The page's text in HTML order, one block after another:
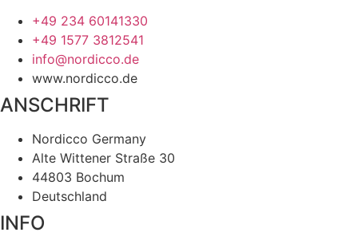
+49 234 60141330
+49 1577 3812541
info@nordicco.de
www.nordicco.de
ANSCHRIFT
Nordicco Germany
Alte Wittener Straße 30
44803 Bochum
Deutschland
INFO